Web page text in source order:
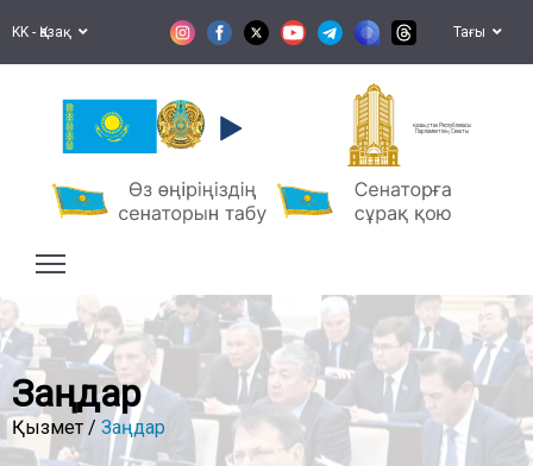
KK - Қазақ Тағы
Қазақстан Республикасы
Парламентінің Сенаты
Заңдар
Қызмет / Заңдар